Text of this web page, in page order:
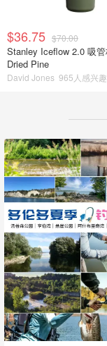
$36.75 $70.00
Stanley Iceflow 2.0 吸管杯 30oz
Dried Pine
David Jones 965人感兴趣